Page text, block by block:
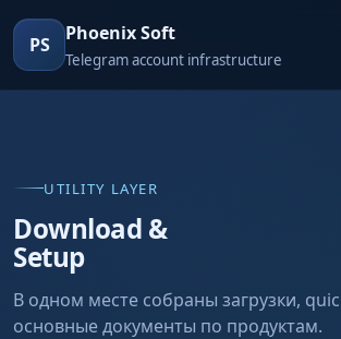
PS
Phoenix Soft
Telegram account infrastructure
UTILITY LAYER
Download &
Setup
В одном месте собраны загрузки,
основные документы по продуктам.